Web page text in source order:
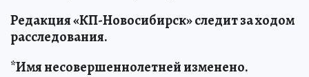
Редакция «КП-Новосибирск» следит за ходом
расследования.
*Имя несовершеннолетней изменено.